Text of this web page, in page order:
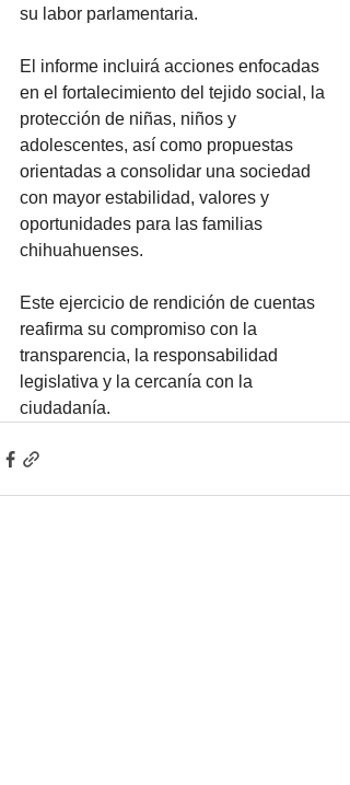
su labor parlamentaria.
El informe incluirá acciones enfocadas
en el fortalecimiento del tejido social, la
protección de niñas, niños y
adolescentes, así como propuestas
orientadas a consolidar una sociedad
con mayor estabilidad, valores y
oportunidades para las familias
chihuahuenses.
Este ejercicio de rendición de cuentas
reafirma su compromiso con la
transparencia, la responsabilidad
legislativa y la cercanía con la
ciudadanía.